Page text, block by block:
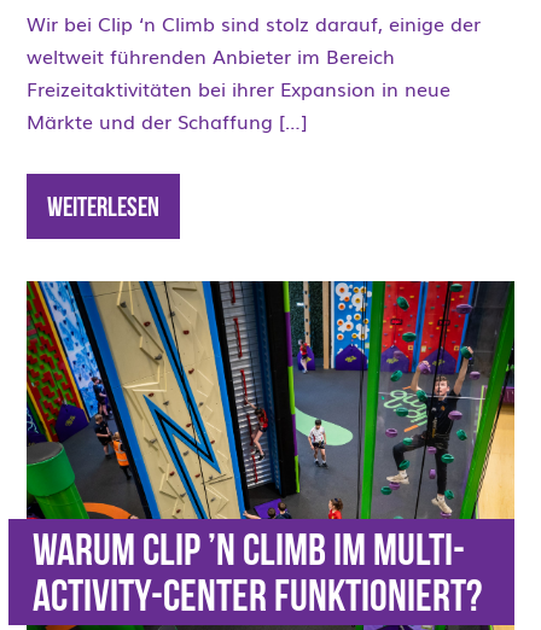
Wir bei Clip ‘n Climb sind stolz darauf, einige der
weltweit führenden Anbieter im Bereich
Freizeitaktivitäten bei ihrer Expansion in neue
Märkte und der Schaffung […]
Weiterlesen
Warum Clip ’n Climb im Multi-
Activity-Center funktioniert?